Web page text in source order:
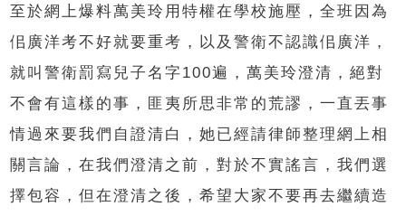
至於網上爆料萬美玲用特權在學校施壓，全班因為
佀廣洋考不好就要重考，以及警衛不認識佀廣洋，
就叫警衛罰寫兒子名字100遍，萬美玲澄清，絕對
不會有這樣的事，匪夷所思非常的荒謬，一直丟事
情過來要我們自證清白，她已經請律師整理網上相
關言論，在我們澄清之前，對於不實謠言，我們選
擇包容，但在澄清之後，希望大家不要再去繼續造